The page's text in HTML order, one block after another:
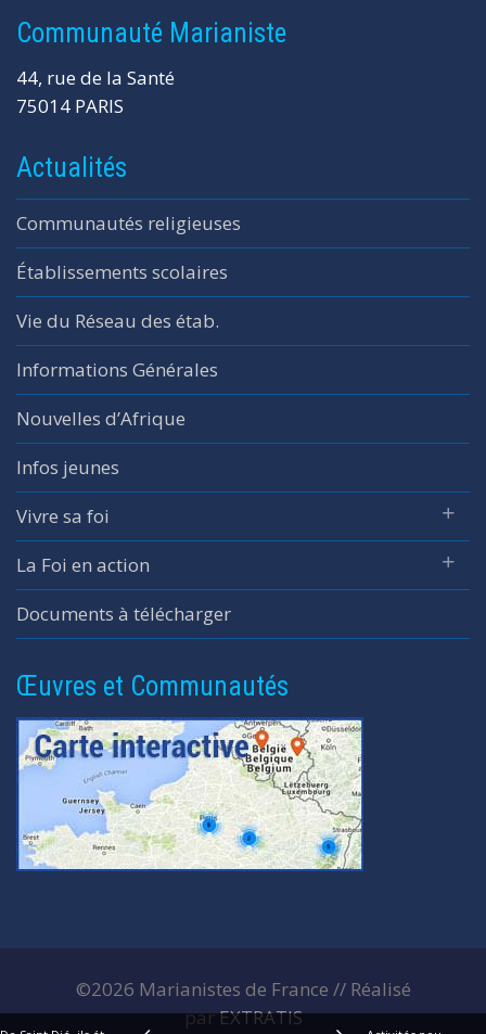
Communauté Marianiste
44, rue de la Santé
75014 PARIS
Actualités
Communautés religieuses
Établissements scolaires
Vie du Réseau des étab.
Informations Générales
Nouvelles d’Afrique
Infos jeunes
Vivre sa foi
La Foi en action
Documents à télécharger
Œuvres et Communautés
©2026 Marianistes de France // Réalisé
parEXTRATIS